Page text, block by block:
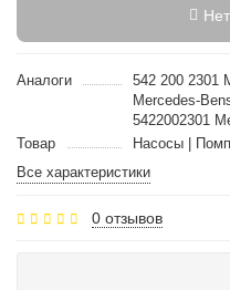
Аналоги
542 200 2301
Mercedes-
5422002301
Товар
Насосы |
Все характеристики
0 отзывов